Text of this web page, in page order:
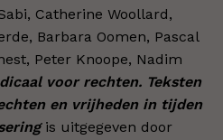
Catherine Woollard,
Barbara Oomen, Pascal
Peter Knoope, Nadim
voor rechten. Teksten
en vrijheden in tijden
is uitgegeven door